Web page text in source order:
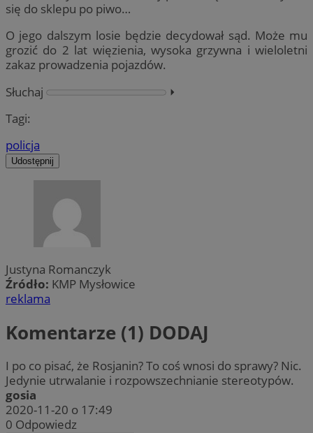
się do sklepu po piwo…
O jego dalszym losie będzie decydował sąd. Może mu
grozić do 2 lat więzienia, wysoka grzywna i wieloletni
zakaz prowadzenia pojazdów.
Słuchaj
⏵︎
Tagi:
policja
Udostępnij
Justyna Romanczyk
Źródło: KMP Mysłowice
reklama
Komentarze (1) DODAJ
I po co pisać, że Rosjanin? To coś wnosi do sprawy? Nic.
Jedynie utrwalanie i rozpowszechnianie stereotypów.
gosia
2020-11-20 o 17:49
0 Odpowiedz